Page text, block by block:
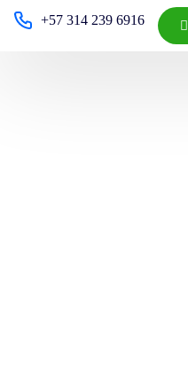
+57 314 239 6916